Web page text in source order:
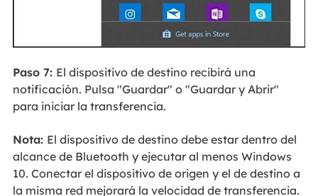
Paso 7: El dispositivo de destino recibirá una
notificación. Pulsa "Guardar" o "Guardar y Abrir"
para iniciar la transferencia.
Nota: El dispositivo de destino debe estar dentro del
alcance de Bluetooth y ejecutar al menos Windows
10. Conectar el dispositivo de origen y el de destino a
la misma red mejorará la velocidad de transferencia.